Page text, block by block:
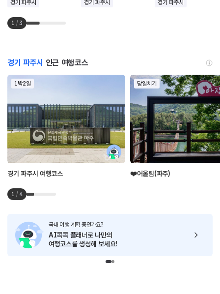
경기 파주시 경기 파주시 경기 파주시
1 / 3
경기 파주시 인근 여행코스
1박2일
경기 파주시 여행코스
당일치기
❤️어울림(파주)
1 / 4
국내 여행 계획 중인가요?
AI콕콕 플래너로 나만의
여행코스를 생성해 보세요!